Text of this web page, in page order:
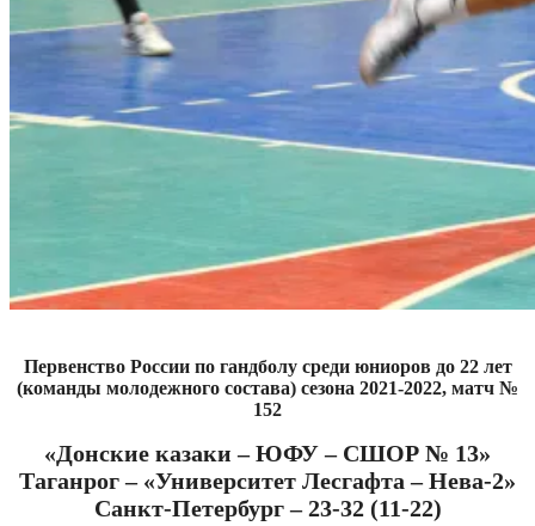
Первенство России по гандболу среди юниоров до 22 лет
(команды молодежного состава) сезона 2021-2022, матч №
152
«Донские казаки – ЮФУ – СШОР № 13»
Таганрог – «Университет Лесгафта – Нева-2»
Санкт-Петербург – 23-32 (11-22)